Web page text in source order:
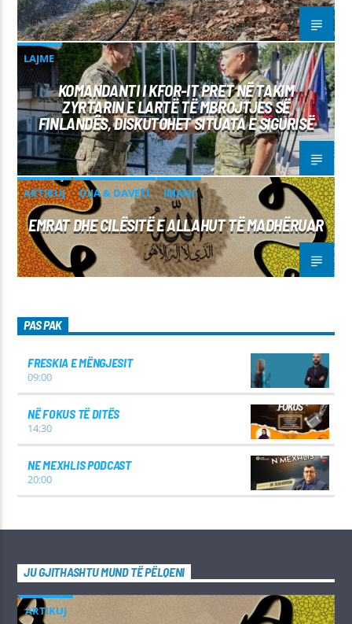
LAJME
KOMANDANTI I KFOR-IT PRET NË TAKIM
ZYRTARIN E LARTË TË MBROJTJES SË
FINLANDËS, DISKUTOHET SITUATA E SIGURISË
ARTIKUJ DIJA & DAVETI IMANI
EMRAT DHE CILËSITË E ALLAHUT TË MADHËRUAR
PAS PAK
FRESKIA E MËNGJESIT
09:00
NË FOKUS TË DITËS
14:30
NE MEXHLIS PODCAST
20:00
JU GJITHASHTU MUND TË PËLQENI
ARTIKUJ